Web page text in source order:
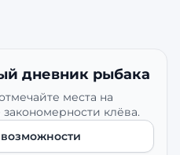
дневник рыбака
места на
клёва.